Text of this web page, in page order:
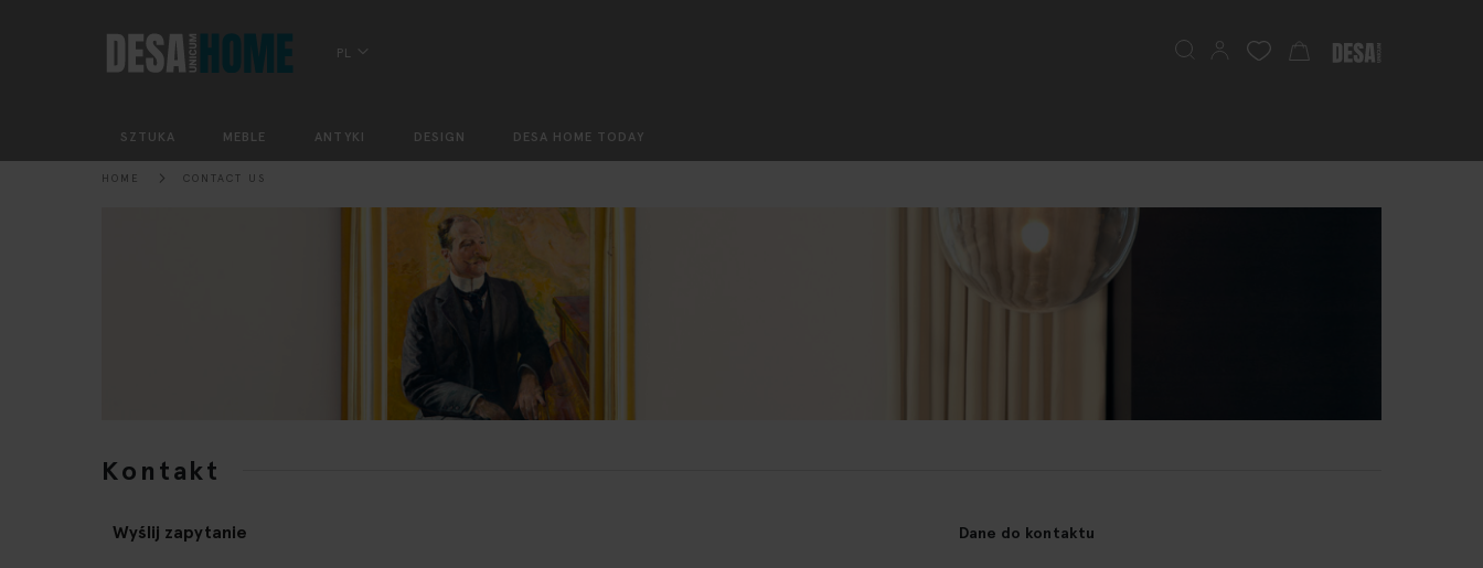
PL
Mój koszyk
Szukaj
SZTUKA MEBLE ANTYKI DESIGN DESA HOME TODAY
HOME CONTACT US
Kontakt
Wyślij zapytanie Dane do kontaktu